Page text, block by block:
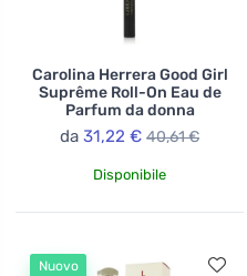
Carolina Herrera Good Girl
Suprême Roll-On Eau de
Parfum da donna
da 31,22 € 40,61 €
Disponibile
Nuovo